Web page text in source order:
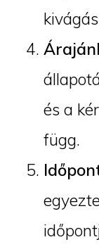
és a
függ.